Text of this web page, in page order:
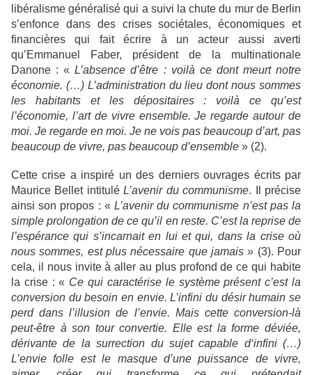
libéralisme généralisé qui a suivi la chute du mur de Berlin
s’enfonce dans des crises sociétales, économiques et
financières qui fait écrire à un acteur aussi averti
qu’Emmanuel Faber, président de la multinationale
Danone : « L’absence d’être : voilà ce dont meurt notre
économie. (…) L’administration du lieu dont nous sommes
les habitants et les dépositaires : voilà ce qu’est
l’économie, l’art de vivre ensemble. Je regarde autour de
moi. Je regarde en moi. Je ne vois pas beaucoup d’art, pas
beaucoup de vivre, pas beaucoup d’ensemble » (2).
Cette crise a inspiré un des derniers ouvrages écrits par
Maurice Bellet intituléL’avenir du communisme. Il précise
ainsi son propos : « L’avenir du communisme n’est pas la
simple prolongation de ce qu’il en reste. C’est la reprise de
l’espérance qui s’incarnait en lui et qui, dans la crise où
nous sommes, est plus nécessaire que jamais » (3). Pour
cela, il nous invite à aller au plus profond de ce qui habite
la crise : « Ce qui caractérise le système présent c’est la
conversion du besoin en envie. L’infini du désir humain se
perd dans l’illusion de l’envie. Mais cette conversion-là
peut-être à son tour convertie. Elle est la forme déviée,
dérivante de la surrection du sujet capable d‘infini (…)
L’envie folle est le masque d’une puissance de vivre,